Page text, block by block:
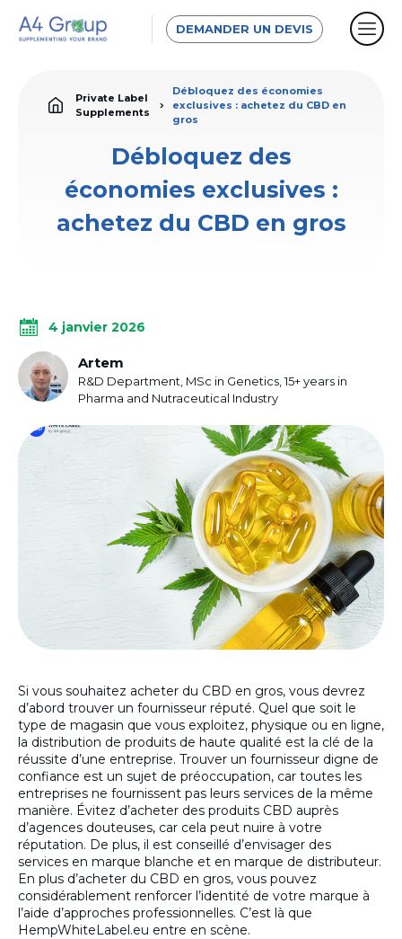
DEMANDER UN DEVIS
Private Label
Supplements
Débloquez des économies
exclusives : achetez du CBD en
gros
Débloquez des
économies exclusives :
achetez du CBD en gros
4 janvier 2026
Artem
R&D Department, MSc in Genetics, 15+ years in
Pharma and Nutraceutical Industry
Si vous souhaitez acheter du CBD en gros, vous devrez
d’abord trouver un fournisseur réputé. Quel que soit le
type de magasin que vous exploitez, physique ou en ligne,
la distribution de produits de haute qualité est la clé de la
réussite d’une entreprise. Trouver un fournisseur digne de
confiance est un sujet de préoccupation, car toutes les
entreprises ne fournissent pas leurs services de la même
manière. Évitez d’acheter des produits CBD auprès
d’agences douteuses, car cela peut nuire à votre
réputation. De plus, il est conseillé d’envisager des
services en marque blanche et en marque de distributeur.
En plus d’acheter du CBD en gros, vous pouvez
considérablement renforcer l’identité de votre marque à
l’aide d’approches professionnelles. C’est là que
HempWhiteLabel.eu entre en scène.